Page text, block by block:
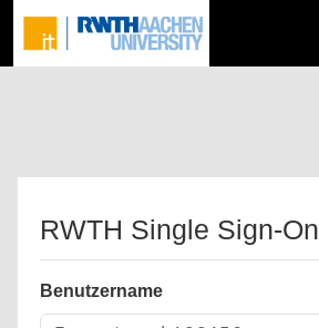
RWTH Single Sign-On
Benutzername